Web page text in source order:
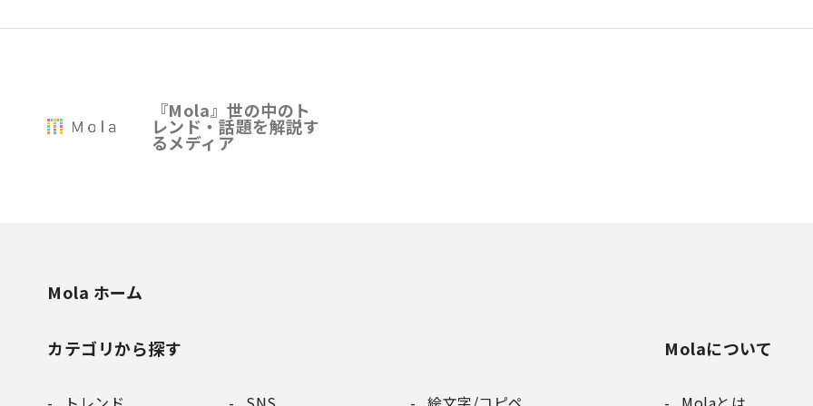
『Mola』世の中のト
レンド・話題を解説す
るメディア
Mola ホーム
カテゴリから探す Molaについて